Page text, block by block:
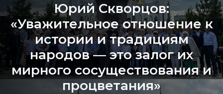
Юрий Скворцов:
«Уважительное отношение к
истории и традициям
народов — это залог их
мирного сосуществования и
процветания»